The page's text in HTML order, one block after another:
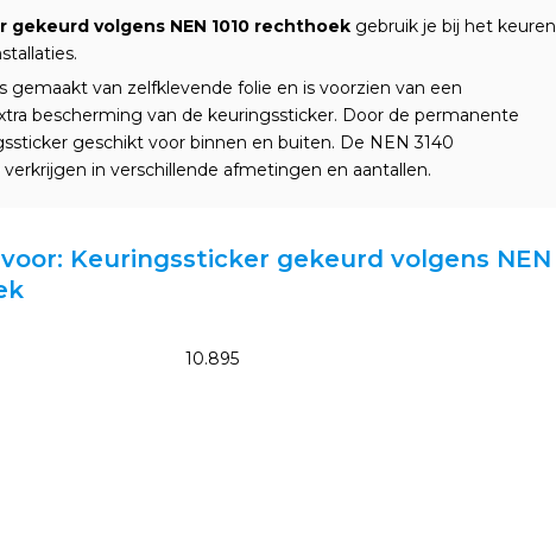
gekeurd volgens NEN 1010 rechthoek gebruik je bij het keuren
gemaakt van zelfklevende folie en is voorzien van een
bescherming van de keuringssticker. Door de permanente
geschikt voor binnen en buiten. De NEN 3140
in verschillende afmetingen en aantallen.
Keuringssticker gekeurd volgens NEN
10.895